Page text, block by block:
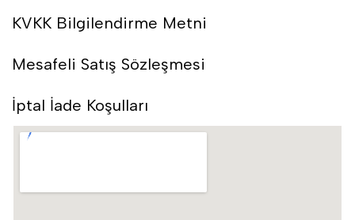
KVKK Bilgilendirme Metni
Mesafeli Satış Sözleşmesi
İptal İade Koşulları